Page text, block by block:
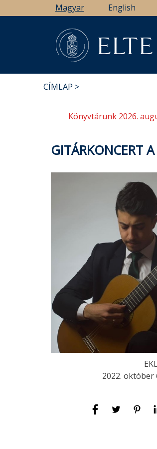
a
Magyar English
CÍMLAP
Könyvtárunk 2026.
GITÁRKONCERT
2022. október